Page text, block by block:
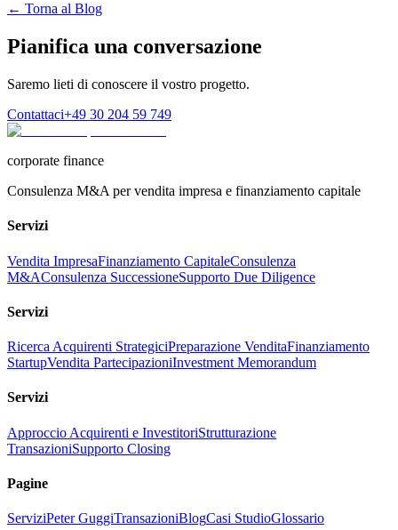
← Torna al Blog
Pianifica una conversazione
Saremo lieti di conoscere il vostro progetto.
Contattaci+49 30 204 59 749
corporate finance
Consulenza M&A per vendita impresa e finanziamento capitale
Servizi
Vendita ImpresaFinanziamento CapitaleConsulenza
M&AConsulenza SuccessioneSupporto Due Diligence
Servizi
Ricerca Acquirenti StrategiciPreparazione VenditaFinanziamento
StartupVendita PartecipazioniInvestment Memorandum
Servizi
Approccio Acquirenti e InvestitoriStrutturazione
TransazioniSupporto Closing
Pagine
ServiziPeter GuggiTransazioniBlogCasi StudioGlossario